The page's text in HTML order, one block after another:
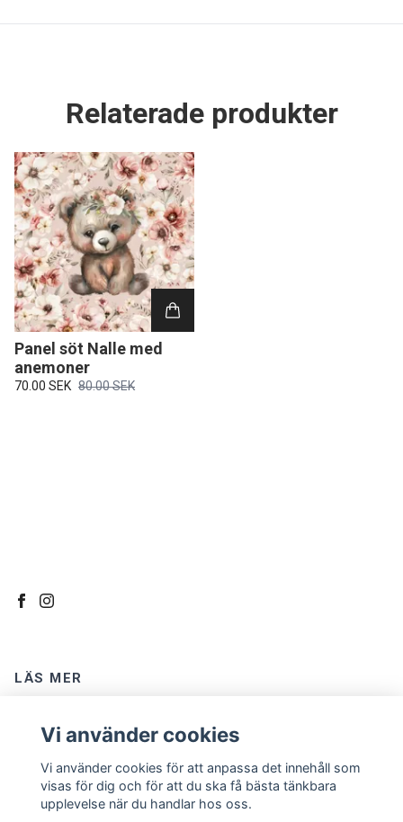
Relaterade produkter
Panel söt Nalle med
anemoner
70.00 SEK 80.00 SEK
LÄS MER
Om oss
Köpvillkor
Vi använder cookies
Vi använder cookies för att anpassa det innehåll som
visas för dig och för att du ska få bästa tänkbara
upplevelse när du handlar hos oss.